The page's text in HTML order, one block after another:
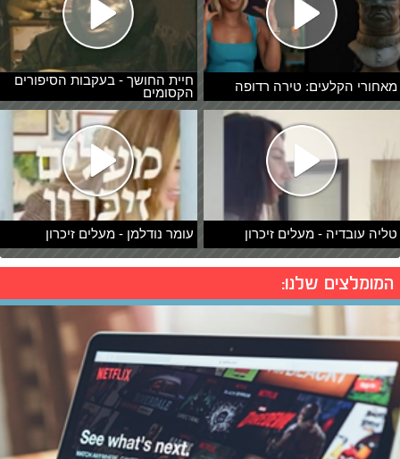
מאחורי הקלעים: טירה רדופה
חיית החושך - בעקבות הסיפורים
הקסומים
טליה עובדיה - מעלים זיכרון עומר נודלמן - מעלים זיכרון
המומלצים שלנו: